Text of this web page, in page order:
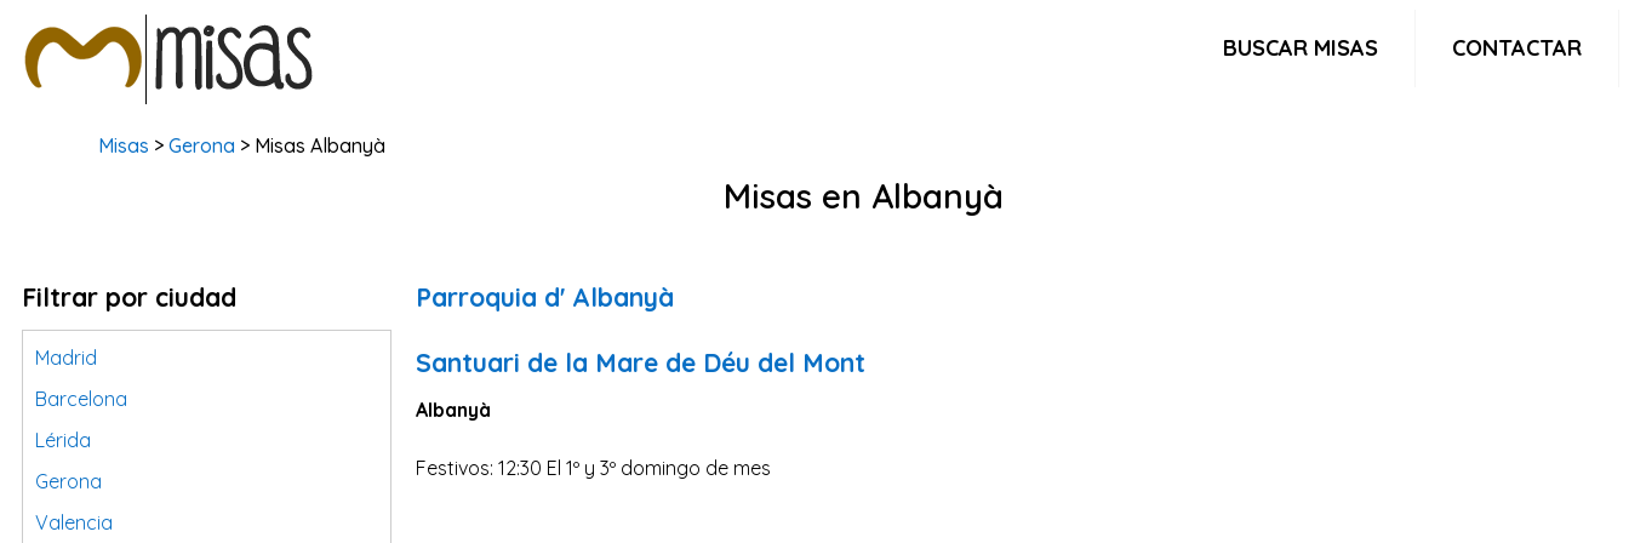
BUSCAR MISAS CONTACTAR
Misas >Gerona > Misas Albanyà
Misas en Albanyà
Filtrar por ciudad
Madrid
Barcelona
Lérida
Gerona
Valencia
Parroquia d' Albanyà
Santuari de la Mare de Déu del Mont
Albanyà
Festivos: 12:30 El 1º y 3º domingo de mes